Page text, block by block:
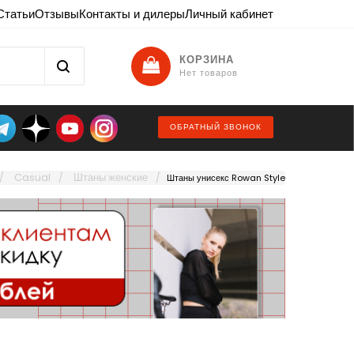
ОтзывыКонтакты и дилерыЛичный кабинет
КОРЗИНА
Нет товаров
ОБРАТНЫЙ ЗВОНОК
Casual Штаны женские Штаны унисекс Rowan Style